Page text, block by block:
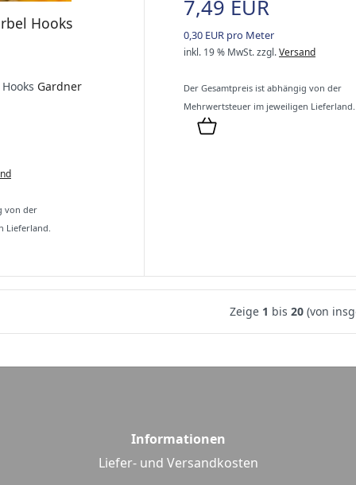
Hooks
Gardner
von der
Lieferland.
7,49 EUR
0,30 EUR pro Meter
inkl. 19 % MwSt.zzgl.Versand
Der Gesamtpreis ist abhängig von der
Mehrwertsteuer im jeweiligen Lieferland.
Zeige 1 bis 20 (von
Informationen
Liefer- und Versandkosten